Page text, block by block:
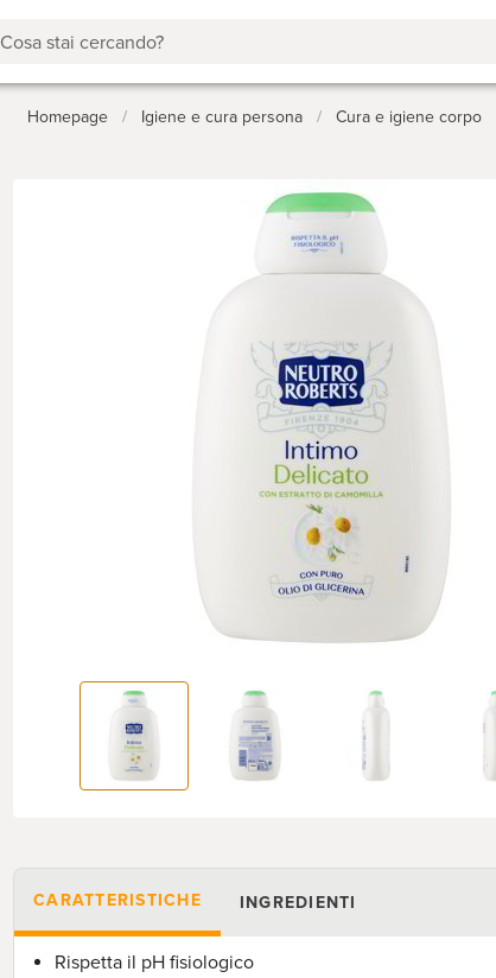
Cosa stai cercando?
Homepage / Igiene e cura persona / Cura e igiene corpo
CARATTERISTICHE INGREDIENTI
Rispetta il pH fisiologico